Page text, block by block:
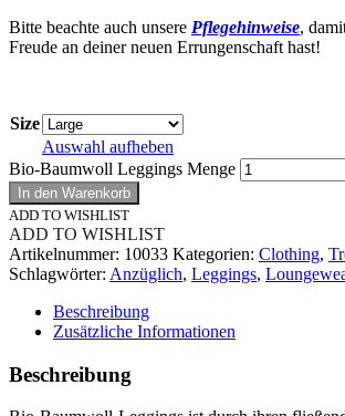
Bitte beachte auch unsere Pflegehinweise,
Freude an deiner neuen Errungenschaft hast!
Size
Auswahl aufheben
Bio-Baumwoll Leggings Menge
In den Warenkorb
ADD TO WISHLIST
ADD TO WISHLIST
Artikelnummer: 10033 Kategorien: Clothing,
Schlagwörter: Anzüglich, Leggings,
Beschreibung
Zusätzliche Informationen
Beschreibung